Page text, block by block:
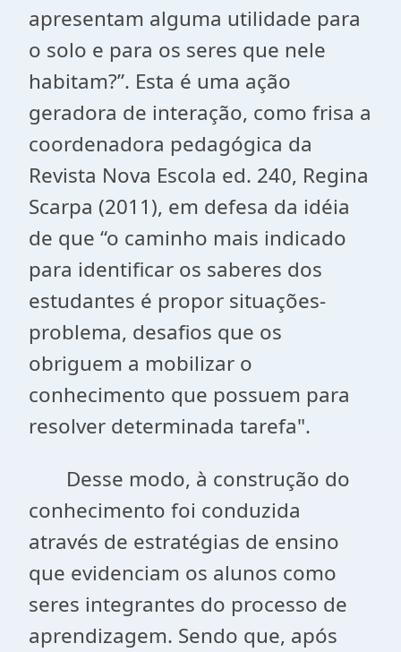
apresentam alguma utilidade para
o solo e para os seres que nele
habitam?”. Esta é uma ação
geradora de interação, como frisa a
coordenadora pedagógica da
Revista Nova Escola ed. 240, Regina
Scarpa (2011), em defesa da idéia
de que “o caminho mais indicado
para identificar os saberes dos
estudantes é propor situações-
problema, desafios que os
obriguem a mobilizar o
conhecimento que possuem para
resolver determinada tarefa".
Desse modo, à construção do
conhecimento foi conduzida
através de estratégias de ensino
que evidenciam os alunos como
seres integrantes do processo de
aprendizagem. Sendo que, após